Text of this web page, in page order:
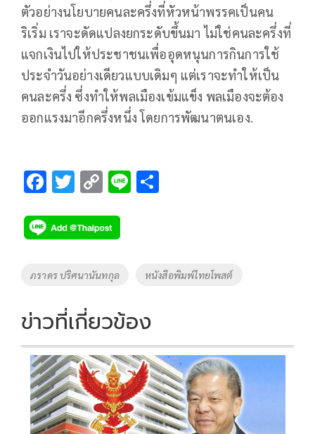
ตัวอย่างนโยบายคนละครึ่งที่หัวหน้าพรรคเป็นคน
ริเริ่ม เราจะดัดแปลงยกระดับขึ้นมา ไม่ใช่คนละครึ่งที่
แจกเงินไปให้ประชาชนเพื่ออุดหนุนการกินการใช้
ประจำวันอย่างเดียวแบบเดิมๆ แต่เราจะทำให้เป็น
คนละครึ่ง ซึ่งทำให้พลเมืองเข้มแข็ง พลเมืองจะต้อง
ออกแรงมาอีกครึ่งหนึ่ง โดยการพัฒนาตนเอง.
F
e
b
o
k
T
tt
er
C
p
y
Li
k
Li
Tags
ภราดร ปริศนานันทกุล หนังสือพิมพ์ไทยโพสต์
ข่าวที่เกี่ยวข้อง